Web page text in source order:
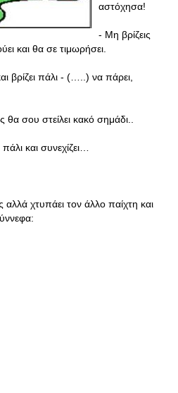
αστόχησα!
- Μη βρίζεις
και θα σε τιμωρήσει.
βρίζει πάλι - (…..) να πάρει,
θα σου στείλει κακό σημάδι..
και συνεχίζει…
αλλά χτυπάει τον άλλο παίχτη και